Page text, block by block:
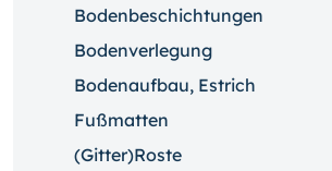
Bodenbeschichtungen
Bodenverlegung
Bodenaufbau, Estrich
Fußmatten
(Gitter)Roste